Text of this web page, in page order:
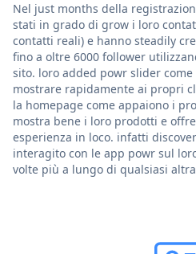
Nel just months della
stati in grado di grow i loro
contatti reali) e hanno steadily
fino a oltre 6000 follower
sito. loro added powr slider
mostrare rapidamente ai propri
la homepage come appaiono i
mostra bene i loro prodotti e
esperienza in loco. infatti
interagito con le app powr sul
volte più a lungo di qualsiasi